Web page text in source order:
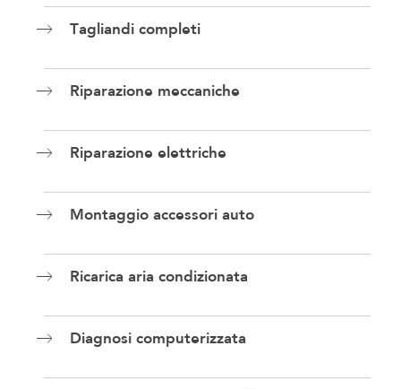
Tagliandi completi
Riparazione meccaniche
Riparazione elettriche
Montaggio accessori auto
Ricarica aria condizionata
Diagnosi computerizzata